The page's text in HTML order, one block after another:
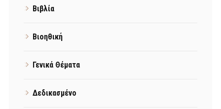
Βιβλία
Βιοηθική
Γενικά Θέματα
Δεδικασμένο